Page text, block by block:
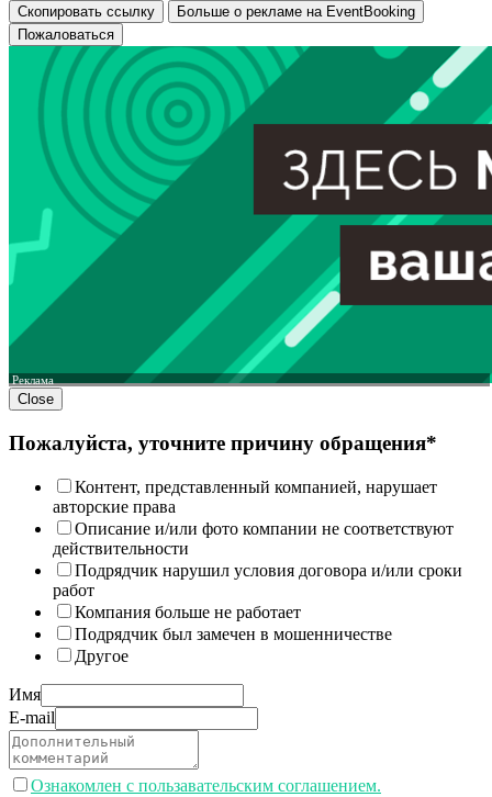
Скопировать ссылку
Больше о рекламе на EventBooking
Пожаловаться
Реклама
Close
Пожалуйста, уточните причину обращения*
Контент, представленный компанией, нарушает
авторские права
Описание и/или фото компании не соответствуют
действительности
Подрядчик нарушил условия договора и/или сроки
работ
Компания больше не работает
Подрядчик был замечен в мошенничестве
Другое
Имя
E-mail
Ознакомлен с пользавательским соглашением.